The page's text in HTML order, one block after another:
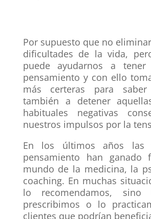
Por supuesto que no
dificultades de la vida,
puede ayudarnos a
pensamiento y con ello
más certeras para saber
también a detener
habituales negativas
nuestros impulsos por la
En los últimos años las
pensamiento han ganado
mundo de la medicina, la
coaching. En muchas
lo recomendamos, sino
prescribimos o lo
clientes que podrían